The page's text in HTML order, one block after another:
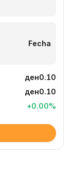
Fecha
ден0.10
ден0.10
+0.00%